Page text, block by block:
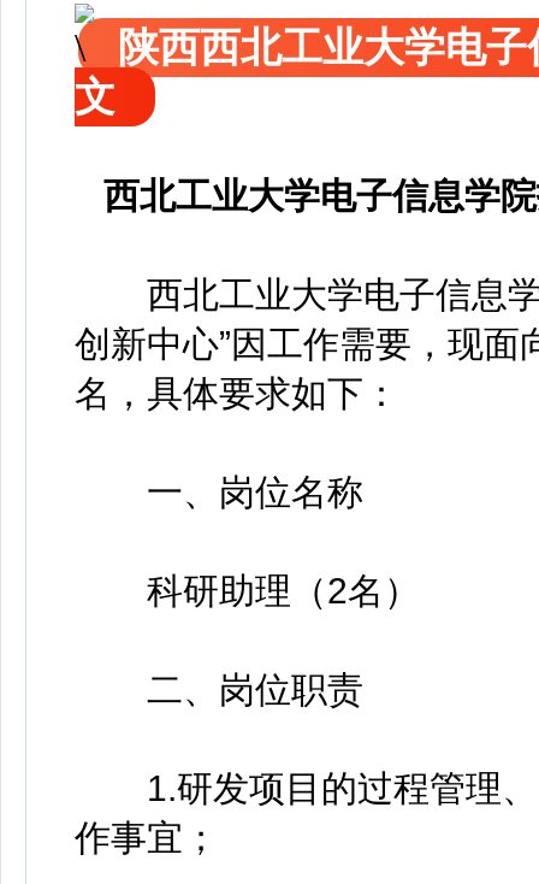
陕西西北工业大学电
文
西北工业大学电子信息学
西北工业大学电子信息学
创新中心”因工作需要，现
名，具体要求如下：
一、岗位名称
科研助理（2名）
二、岗位职责
1.研发项目的过程管理、
作事宜；